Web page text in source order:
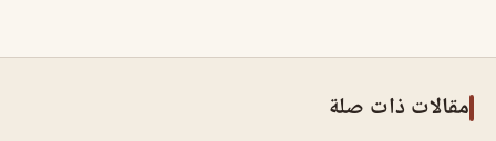
مقالات ذات صلة